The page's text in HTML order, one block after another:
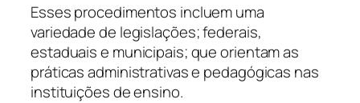
Esses procedimentos incluem uma
variedade de legislações; federais,
estaduais e municipais; que orientam as
práticas administrativas e pedagógicas nas
instituições de ensino.